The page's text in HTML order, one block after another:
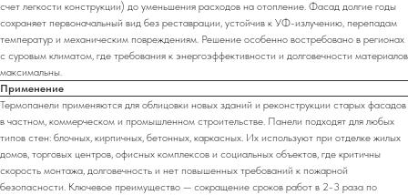
счет легкости конструкции) до уменьшения расходов на отопление. Фасад долгие годы
сохраняет первоначальный вид без реставрации, устойчив к УФ-излучению, перепадам
температур и механическим повреждениям. Решение особенно востребовано в регионах
с суровым климатом, где требования к энергоэффективности и долговечности материалов
максимальны.
Применение
Термопанели применяются для облицовки новых зданий и реконструкции старых фасадов
в частном, коммерческом и промышленном строительстве. Панели подходят для любых
типов стен: блочных, кирпичных, бетонных, каркасных. Их используют при отделке жилых
домов, торговых центров, офисных комплексов и социальных объектов, где критичны
скорость монтажа, долговечность и нет повышенных требований к пожарной
безопасности. Ключевое преимущество — сокращение сроков работ в 2-3 раза по